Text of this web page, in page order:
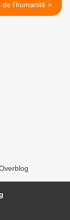
blessures de l'humanité >